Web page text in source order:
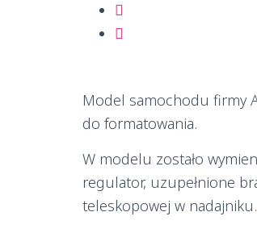
Model samochodu firmy
do formatowania.
W modelu zostało
regulator, uzupełnione
teleskopowej w nadajniku.